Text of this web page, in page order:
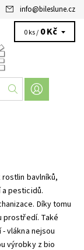
info@bileslune.cz
0 ks / 0 Kč
bavlníků,
pesticidů.
Díky tomu
prostředí. Také
vlákna nejsou
výrobky z bio